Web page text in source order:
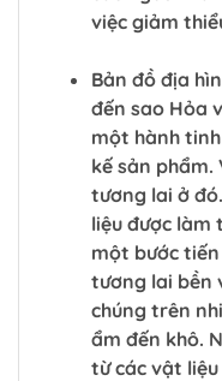
việc giảm
Bản đồ địa
đến sao Hỏa
một hành
kế sản phẩm.
tương lai ở
liệu được làm
một bước
tương lai bền
chúng trên
ẩm đến khô.
từ các vật